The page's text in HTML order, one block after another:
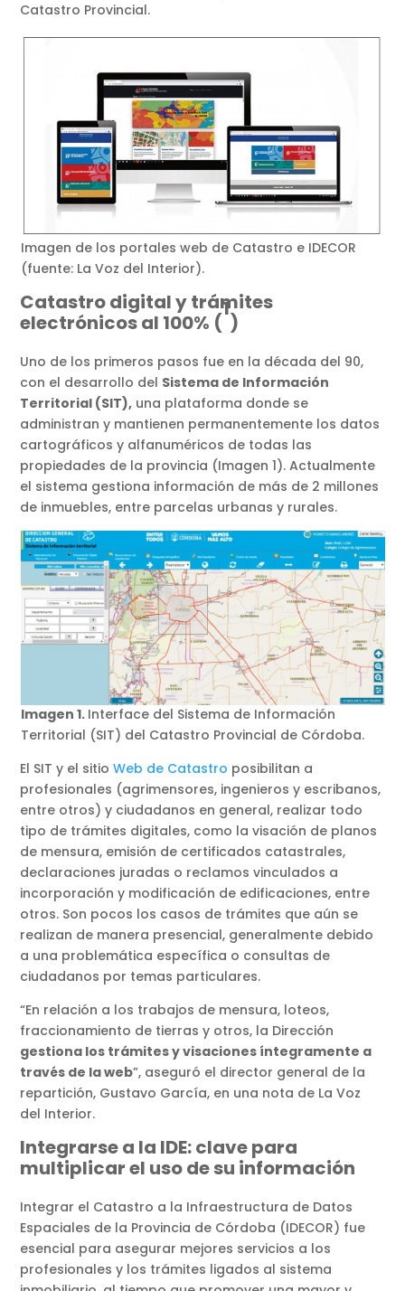
Catastro Provincial.
Imagen de los portales web de Catastro e IDECOR
(fuente: La Voz del Interior).
Catastro digital y trámites
electrónicos al 100% (
1
)
Uno de los primeros pasos fue en la década del 90,
con el desarrollo del Sistema de Información
Territorial (SIT), una plataforma donde se
administran y mantienen permanentemente los datos
cartográficos y alfanuméricos de todas las
propiedades de la provincia (Imagen 1). Actualmente
el sistema gestiona información de más de 2 millones
de inmuebles, entre parcelas urbanas y rurales.
Imagen 1. Interface del Sistema de Información
Territorial (SIT) del Catastro Provincial de Córdoba.
El SIT y el sitioWeb de Catastro posibilitan a
profesionales (agrimensores, ingenieros y escribanos,
entre otros) y ciudadanos en general, realizar todo
tipo de trámites digitales, como la visación de planos
de mensura, emisión de certificados catastrales,
declaraciones juradas o reclamos vinculados a
incorporación y modificación de edificaciones, entre
otros. Son pocos los casos de trámites que aún se
realizan de manera presencial, generalmente debido
a una problemática específica o consultas de
ciudadanos por temas particulares.
“En relación a los trabajos de mensura, loteos,
fraccionamiento de tierras y otros, la Dirección
gestiona los trámites y visaciones íntegramente a
través de la web”, aseguró el director general de la
repartición, Gustavo García, en una nota de La Voz
del Interior.
Integrarse a la IDE: clave para
multiplicar el uso de su información
Integrar el Catastro a la Infraestructura de Datos
Espaciales de la Provincia de Córdoba (IDECOR) fue
esencial para asegurar mejores servicios a los
profesionales y los trámites ligados al sistema